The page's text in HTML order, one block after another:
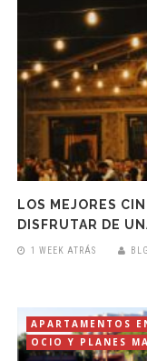
LOS MEJORES
DISFRUTAR DE
1 WEEK ATRÁS
APARTAMENTOS
OCIO Y PLANES